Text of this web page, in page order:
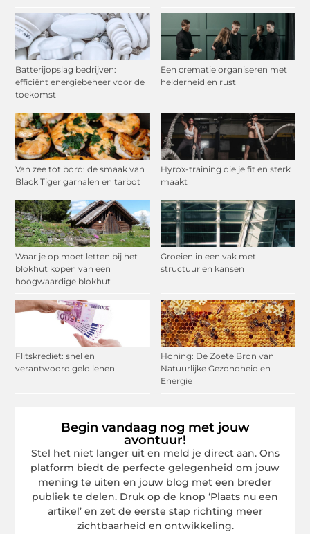
Batterijopslag bedrijven:
efficiënt energiebeheer voor de
toekomst
Een crematie organiseren met
helderheid en rust
Van zee tot bord: de smaak van
Black Tiger garnalen en tarbot
Hyrox-training die je fit en sterk
maakt
Waar je op moet letten bij het
blokhut kopen van een
hoogwaardige blokhut
Groeien in een vak met
structuur en kansen
Flitskrediet: snel en
verantwoord geld lenen
Honing: De Zoete Bron van
Natuurlijke Gezondheid en
Energie
Begin vandaag nog met jouw
avontuur!
Stel het niet langer uit en meld je direct aan. Ons
platform biedt de perfecte gelegenheid om jouw
mening te uiten en jouw blog met een breder
publiek te delen. Druk op de knop ‘Plaats nu een
artikel’ en zet de eerste stap richting meer
zichtbaarheid en ontwikkeling.